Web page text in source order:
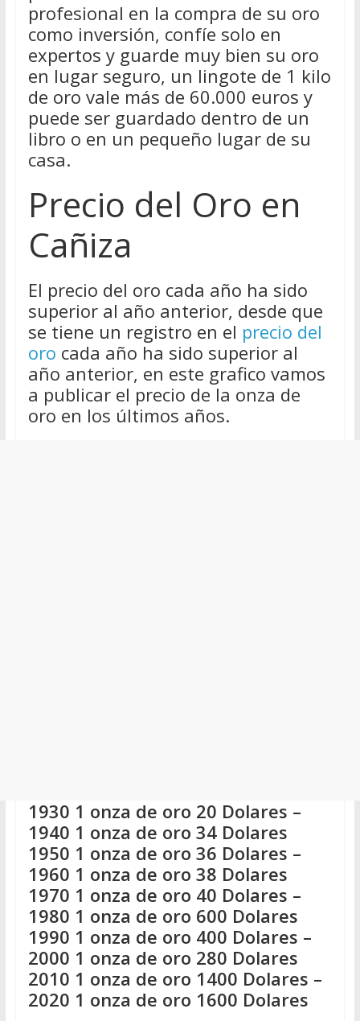
profesional en la compra de su oro
como inversión, confíe solo en
expertos y guarde muy bien su oro
en lugar seguro, un lingote de 1 kilo
de oro vale más de 60.000 euros y
puede ser guardado dentro de un
libro o en un pequeño lugar de su
casa.
Precio del Oro en
Cañiza
El precio del oro cada año ha sido
superior al año anterior, desde que
se tiene un registro en el precio del
oro cada año ha sido superior al
año anterior, en este grafico vamos
a publicar el precio de la onza de
oro en los últimos años.
1930 1 onza de oro 20 Dolares –
1940 1 onza de oro 34 Dolares
1950 1 onza de oro 36 Dolares –
1960 1 onza de oro 38 Dolares
1970 1 onza de oro 40 Dolares –
1980 1 onza de oro 600 Dolares
1990 1 onza de oro 400 Dolares –
2000 1 onza de oro 280 Dolares
2010 1 onza de oro 1400 Dolares –
2020 1 onza de oro 1600 Dolares